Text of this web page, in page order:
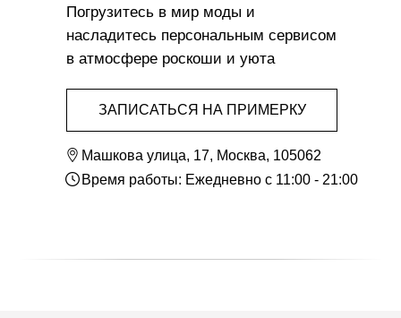
ЗАПИСАТЬСЯ НА ПРИМЕРКУ
Погрузитесь в мир моды и
насладитесь персональным сервисом
в атмосфере роскоши и уюта
Машкова улица, 17, Москва, 105062
Время работы: Ежедневно с 11:00 - 21:00